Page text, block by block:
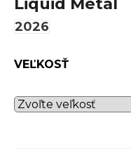
hviezdičiek.
2026
VEĽKOSŤ
O
d
o
r
ú